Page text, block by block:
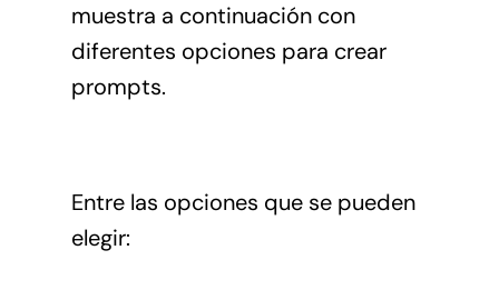
muestra a continuación con
diferentes opciones para crear
prompts.
Entre las opciones que se pueden
elegir: